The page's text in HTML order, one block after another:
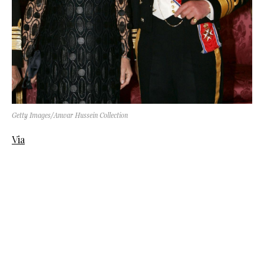
Getty Images/Anwar Hussein Collection
Via